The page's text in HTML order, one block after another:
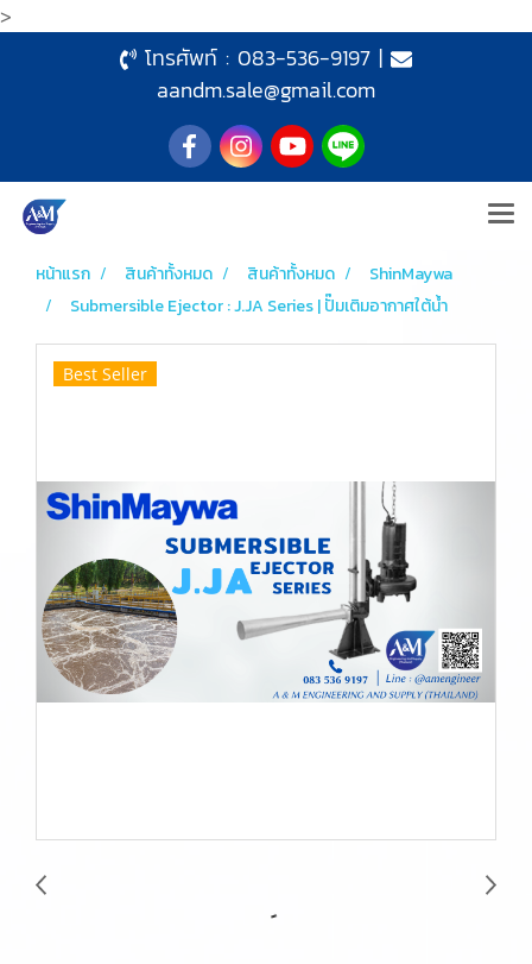
>
โทรศัพท์ : 083-536-9197|
aandm.sale@gmail.com
หน้าแรก สินค้าทั้งหมด สินค้าทั้งหมด
ShinMaywa
Submersible Ejector : J.JA Series | ปั๊มเติมอากาศใต้น้ำ
Best Seller